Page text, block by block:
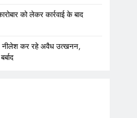
को लेकर कार्रवाई के बाद
कर रहे अवैध उत्खनन,